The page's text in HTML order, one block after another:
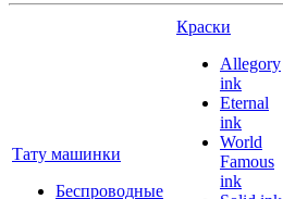
Тату машинки
Беспроводные
Краски
Allegory
ink
Eternal
ink
World
Famous
ink